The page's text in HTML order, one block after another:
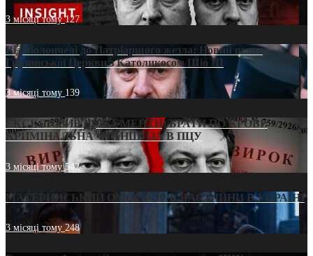
3 місяці тому127
Від віолончелі до Патріаршого жезла: Новий шлях
Грузинської Церкви з Католикосом Шіо III
3 місяці тому 139
ЕКСКЛЮЗИВ (ДОКУМЕНТИ)/БРАТИ ПО КРОВІ:
КРИМІНАЛЬНА ФРАНШИЗА В ПЦУ
3 місяці тому542
МАТЕРИНСЬКИЙ ОМОРФОР В ЧАС ВІЙНИ В УКРАЇНІ
3 місяці тому248